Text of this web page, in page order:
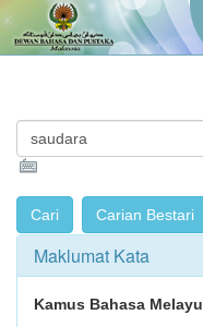
Maklumat Kata
Kamus Bahasa Melayu